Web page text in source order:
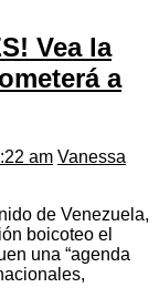
Vea la
a
am Vanessa
de Venezuela,
boicoteo el
una “agenda